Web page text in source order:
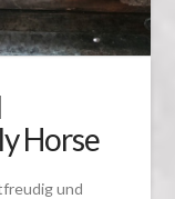
Horse
und